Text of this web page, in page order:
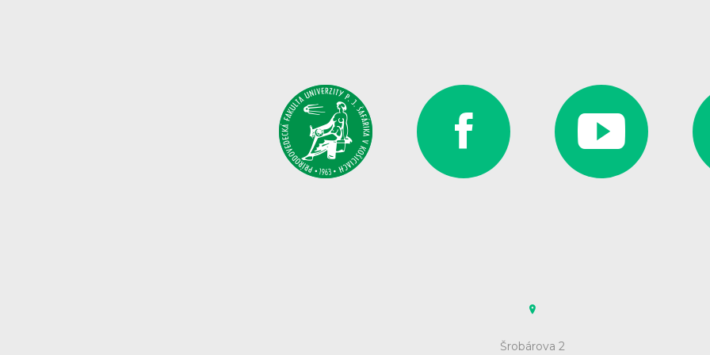
Facebook
Šrobárova 2